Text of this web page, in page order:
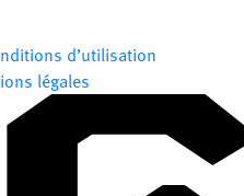
d’utilisation
légales